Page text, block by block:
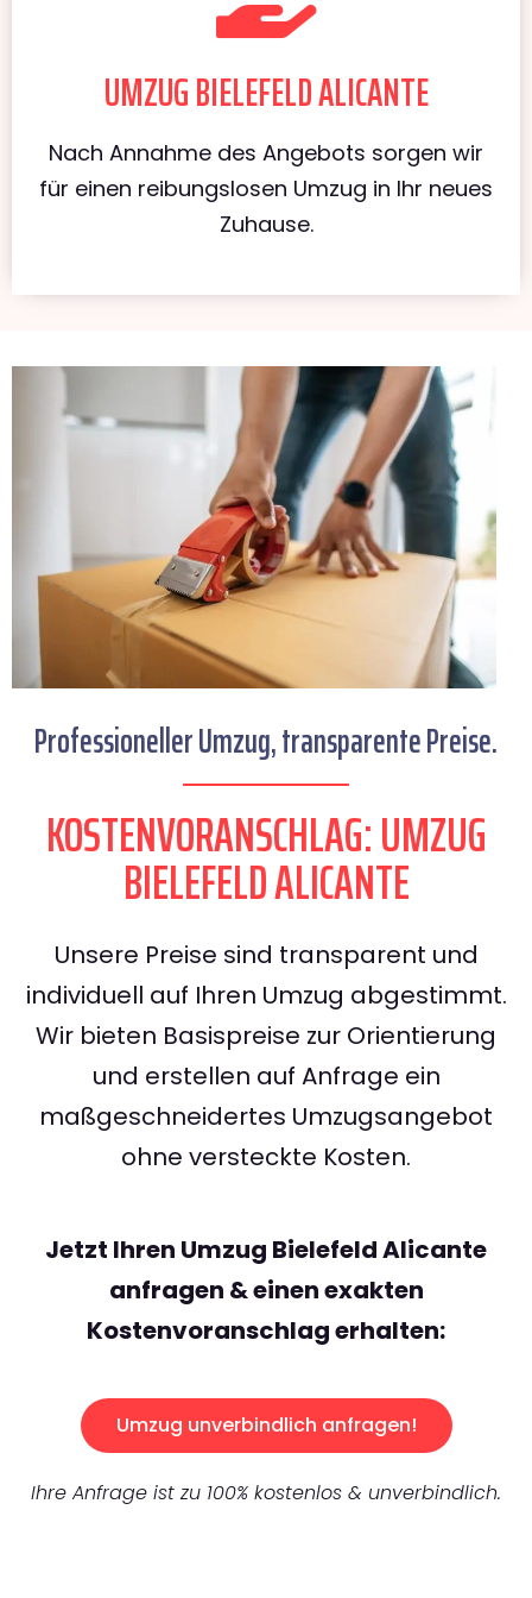
UMZUG BIELEFELD ALICANTE
Nach Annahme des Angebots sorgen wir
für einen reibungslosen Umzug in Ihr neues
Zuhause.
Professioneller Umzug, transparente Preise.
KOSTENVORANSCHLAG: UMZUG
BIELEFELD ALICANTE
Unsere Preise sind transparent und
individuell auf Ihren Umzug abgestimmt.
Wir bieten Basispreise zur Orientierung
und erstellen auf Anfrage ein
maßgeschneidertes Umzugsangebot
ohne versteckte Kosten.
Jetzt Ihren Umzug Bielefeld Alicante
anfragen & einen exakten
Kostenvoranschlag erhalten:
Umzug unverbindlich anfragen!
Ihre Anfrage ist zu 100% kostenlos & unverbindlich.